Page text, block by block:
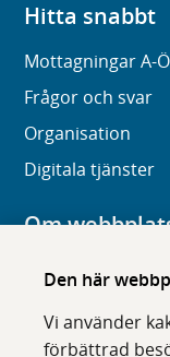
Den här
Vi använder
förbättrad
Hitta snabbt
Mottagningar A-Ö
Frågor och svar
Organisation
Digitala tjänster
Om
Om karolinska.se
Tillgänglighet